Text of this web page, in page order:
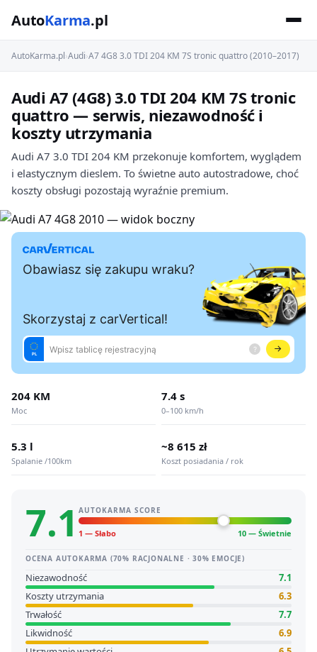
AutoKarma.pl
AutoKarma.pl›Audi›A7 4G8 3.0 TDI 204 KM 7S tronic quattro (2010–2017)
Audi A7 (4G8) 3.0 TDI 204 KM 7S tronic
quattro — serwis, niezawodność i
koszty utrzymania
Audi A7 3.0 TDI 204 KM przekonuje komfortem, wyglądem
i elastycznym dieslem. To świetne auto autostradowe, choć
koszty obsługi pozostają wyraźnie premium.
204 KM
Moc
7.4 s
0–100 km/h
5.3 l
Spalanie /100km
~8 615 zł
Koszt posiadania / rok
7.1 AUTOKARMA SCORE
1 — Słabo 10 — Świetnie
OCENA AUTOKARMA (70% RACJONALNE · 30% EMOCJE)
Niezawodność
7.1
Koszty utrzymania
6.3
Trwałość
7.7
Likwidność
6.9